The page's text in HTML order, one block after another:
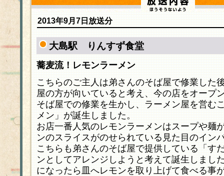
2013年9月7日放送分
大島駅 りんすず食堂
蕎麦流！レモンラーメン
こちらのご主人は弟さんのそば屋で修業した
屋の方が向いていると考え、今の店をオープ
そば屋での修業を生かし、ラーメン屋を営む
メン」が誕生しました。
お店一番人気のレモンラーメンはスープや麺
ンのスライスがのせられている見た目のイン
こちらも弟さんのそば屋で提供している「す
ンとしてアレンジしようと考えて誕生しまし
になったら皿へレモンを取り上げて食べる事